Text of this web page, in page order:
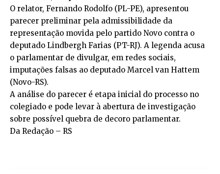
O relator, Fernando Rodolfo (PL-PE), apresentou
parecer preliminar pela admissibilidade da
representação movida pelo partido Novo contra o
deputado Lindbergh Farias (PT-RJ). A legenda acusa
o parlamentar de divulgar, em redes sociais,
imputações falsas ao deputado Marcel van Hattem
(Novo-RS).
A análise do parecer é etapa inicial do processo no
colegiado e pode levar à abertura de investigação
sobre possível quebra de decoro parlamentar.
Da Redação – RS